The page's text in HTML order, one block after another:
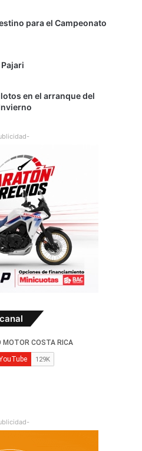
para el Campeonato
en el arranque del